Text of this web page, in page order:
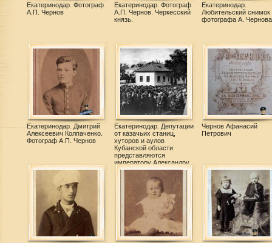
Екатеринодар. Фотограф
А.П. Чернов
Екатеринодар. Фотограф
А.П. Чернов. Черкесский
князь.
Екатеринодар.
Любительский снимок
фотографа А. Чернова
Екатеринодар. Дмитрий
Алексеевич Колпаченко.
Фотограф А.П. Чернов
Екатеринодар. Депутации
от казачьих станиц,
хуторов и аулов
Кубанской области
представляются
императору Александру
III и членами царской
Чернов Афанасий
Петрович